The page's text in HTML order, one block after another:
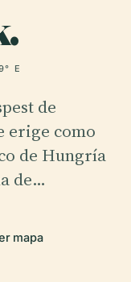
E
de
erige como
de Hungría
de…
mapa